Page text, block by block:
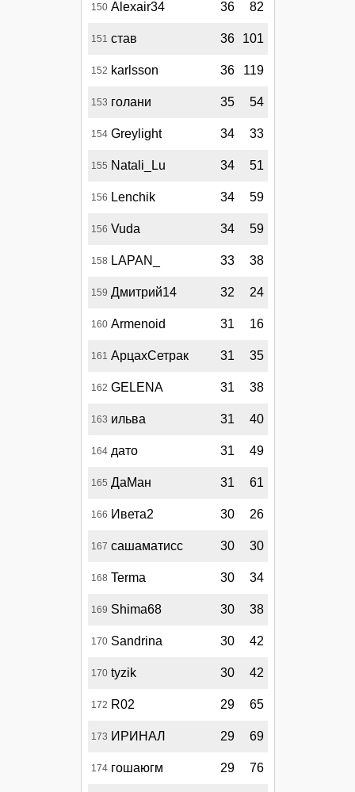
150 Alexair34 36 82
151 став 36 101
152 karlsson 36 119
153 голани 35 54
154 Greylight 34 33
155 Natali_Lu 34 51
156 Lenchik 34 59
156 Vuda 34 59
158 LAPAN_ 33 38
159 Дмитрий14 32 24
160 Armenoid 31 16
161 АрцахСетрак 31 35
162 GELENA 31 38
163 ильва 31 40
164 дато 31 49
165 ДаМан 31 61
166 Ивета2 30 26
167 сашаматисс 30 30
168 Terma 30 34
169 Shima68 30 38
170 Sandrina 30 42
170 tyzik 30 42
172 R02 29 65
173 ИРИНАЛ 29 69
174 гошаюгм 29 76